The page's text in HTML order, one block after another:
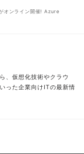
オンライン開催! Azure
、仮想化技術やクラウ
った企業向けITの最新情